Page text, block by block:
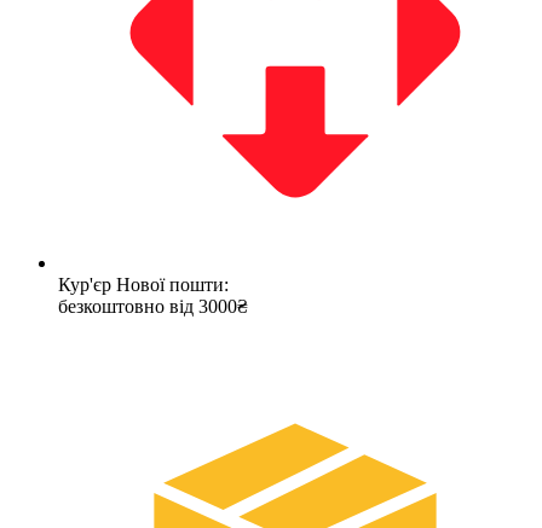
Кур'єр Нової пошти:
безкоштовно від 3000₴